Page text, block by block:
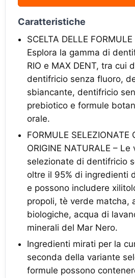
Caratteristiche
SCELTA DELLE
Esplora la gamma di
RIO e MAX DENT, tra cui
dentifricio senza fluoro,
sbiancante, dentifricio
prebiotico e formule
orale.
FORMULE SELEZIONATE
ORIGINE NATURALE – Le
selezionate di dentifricio
oltre il 95% di ingredienti
e possono includere
propoli, tè verde matcha,
biologiche, acqua di
minerali del Mar Nero.
Ingredienti mirati per la
seconda della variante
formule possono